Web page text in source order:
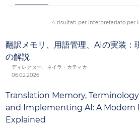
riunione con lo sperimentatore,
visita del paziente vengano gestiti
4 risultati per Interpretariato per
翻訳メモリ、用語管理、AIの実装：
の解説
ディレクター、ネイラ・カティカ
06.02.2026
Translation Memory,
and Implementing AI: A Modern
Explained